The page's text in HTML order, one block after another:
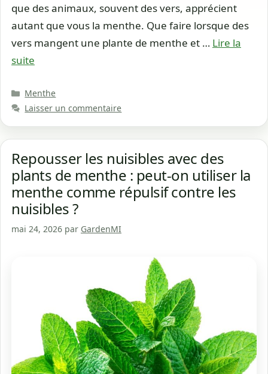
que des animaux, souvent des vers, apprécient
autant que vous la menthe. Que faire lorsque des
vers mangent une plante de menthe et … Lire la
suite
Catégories
Menthe
Laisser un commentaire
Repousser les nuisibles avec des
plants de menthe : peut-on utiliser la
menthe comme répulsif contre les
nuisibles ?
mai 24, 2026 par GardenMI